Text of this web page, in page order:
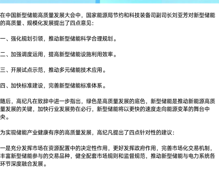
在中国新型储能高质量发展大会中，国家能源局节约和科技装备司副司长刘亚芳对新型储能
的高质量、规模化发展提出了四点意见：
一、强化规划引领，推动新型储能科学合理规划。
二、加强调度运用，提高新型储能设施利用效率。
三、开展试点示范，推动多元储能技术应用。
四、加快标准建设，完善新型储能标准体系。
随后，高纪凡在致辞中进一步指出，绿色是高质量发展的底色，新型储能是推动新能源高质
量发展的关键，加快行业发展势在必行，新型储能将以更快的速度走向能源变革的舞台中
央。
为实现储能产业健康有序的高质量发展，高纪凡提出了四点针对性的建议：
一是充分发挥市场在资源配置中的决定性作用，更好发挥政府作用，完善市场化交易机制，
丰富新型储能参与的交易品种，健全配套市场规则和监督规范，推动新型储能与电力系统各
环节深度融合发展。